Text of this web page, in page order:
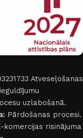
Atveseļošanas
uzlabošanā.
Pārdošanas procesi.
komercijas risinājuma